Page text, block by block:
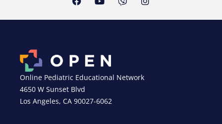
Online Pediatric Educational Network
4650 W Sunset Blvd
Los Angeles, CA 90027-6062